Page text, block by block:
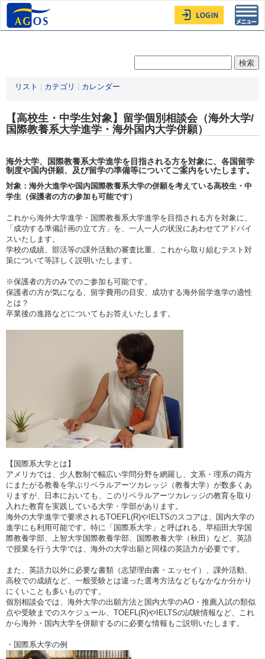
リスト カテゴリ カレンダー
【高校生・中学生対象】留学個別相談会（海外大学/
国際教養系大学進学・海外国内大学併願）
海外大学、国際教養系大学進学を目指される方を対象に、各国留学
制度や国内併願、及び留学の準備等についてご案内をいたします。
対象：海外大進学や国内国際教養系大学の併願を考えている高校生・中
学生（保護者の方の参加も可能です）
これから海外大学進学・国際教養系大学進学を目指される方を対象に、
「成功する準備計画の立て方」を、一人一人の状況にあわせてアドバイ
スいたします。
学校の成績、部活等の課外活動の審査比重、これから取り組むテスト対
策について等詳しく説明いたします。
※保護者の方のみでのご参加も可能です。
保護者の方が気になる、留学費用の目安、成功する海外留学進学の適性
とは？
卒業後の進路などについてもお答えいたします。
【国際系大学とは】
アメリカでは、少人数制で幅広い学問分野を網羅し、文系・理系の両方
にまたがる教養を学ぶリベラルアーツカレッジ（教養大学）が数多くあ
りますが、日本においても、このリベラルアーツカレッジの教育を取り
入れた教育を実践している大学・学部があります。
海外の大学進学で要求されるTOEFL(R)やIELTSのスコアは、国内大学の
進学にも利用可能です。特に「国際系大学」と呼ばれる、早稲田大学国
際教養学部、上智大学国際教養学部、国際教養大学（秋田）など、英語
で授業を行う大学では、海外の大学出願と同様の英語力が必要です。
また、英語力以外に必要な書類（志望理由書・エッセイ）、課外活動、
高校での成績など、一般受験とは違った選考方法などもなかなか分かり
にくいことも多いものです。
個別相談会では、海外大学の出願方法と国内大学のAO・推薦入試の類似
点や受験までのスケジュール、TOEFL(R)やIELTSの試験情報など、これ
から海外・国内大学を併願するのに必要な情報もご説明いたします。
・国際系大学の例